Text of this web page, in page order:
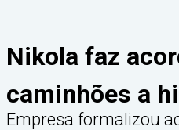
Nikola faz
caminhões a
Empresa formalizou